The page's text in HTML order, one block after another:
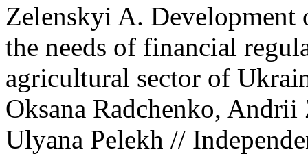
Zelenskyi A.
the needs of financial
agricultural sector of
Oksana Radchenko,
Ulyana Pelekh //